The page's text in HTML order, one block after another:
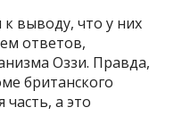
выводу, что у них
ответов,
Оззи. Правда,
британского
часть, а это